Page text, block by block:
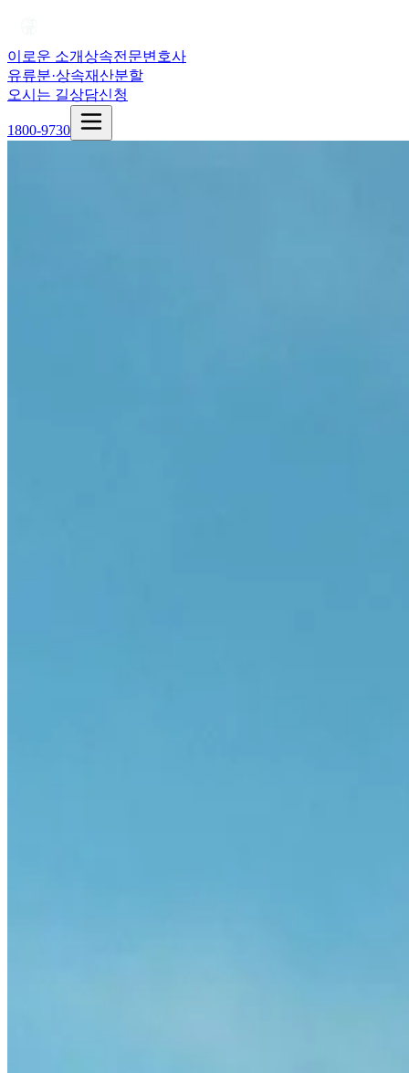
이로운 소개상속전문변호사
유류분·상속재산분할
오시는 길상담신청
1800-9730